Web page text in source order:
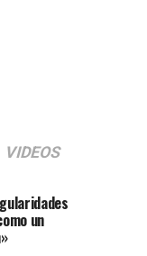
VIDEOS
un